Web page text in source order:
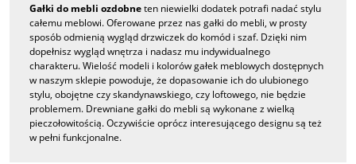
Gałki do mebli ozdobneten niewielki dodatek potrafi nadać stylu
całemu meblowi. Oferowane przez nas gałki do mebli, w prosty
sposób odmienią wygląd drzwiczek do komód i szaf. Dzięki nim
dopełnisz wygląd wnętrza i nadasz mu indywidualnego
charakteru. Wielość modeli i kolorów gałek meblowych dostępnych
w naszym sklepie powoduje, że dopasowanie ich do ulubionego
stylu, obojętne czy skandynawskiego, czy loftowego, nie będzie
problemem. Drewniane gałki do mebli są wykonane z wielką
pieczołowitością. Oczywiście oprócz interesującego designu są też
w pełni funkcjonalne.